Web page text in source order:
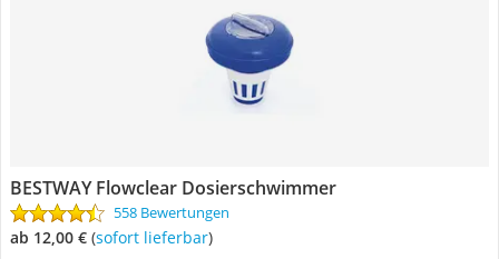
BESTWAY Flowclear Dosierschwimmer
558 Bewertungen
ab 12,00 € ( Sofort lieferbar)